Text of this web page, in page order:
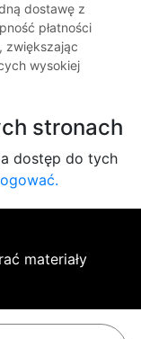
dostawę z
płatności
zwiększając
wysokiej
stronach
dostęp do tych
materiały